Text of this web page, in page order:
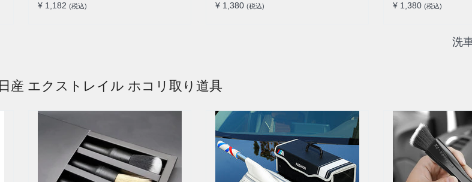
オル代用 1個入り
¥ 1,182 (税込) ¥ 1,380 (税込) ¥ 1,380 (税込)
洗
日産 エクストレイル ホコリ取り道具